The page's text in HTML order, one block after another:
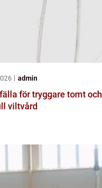
admin
för tryggare tomt och
viltvård